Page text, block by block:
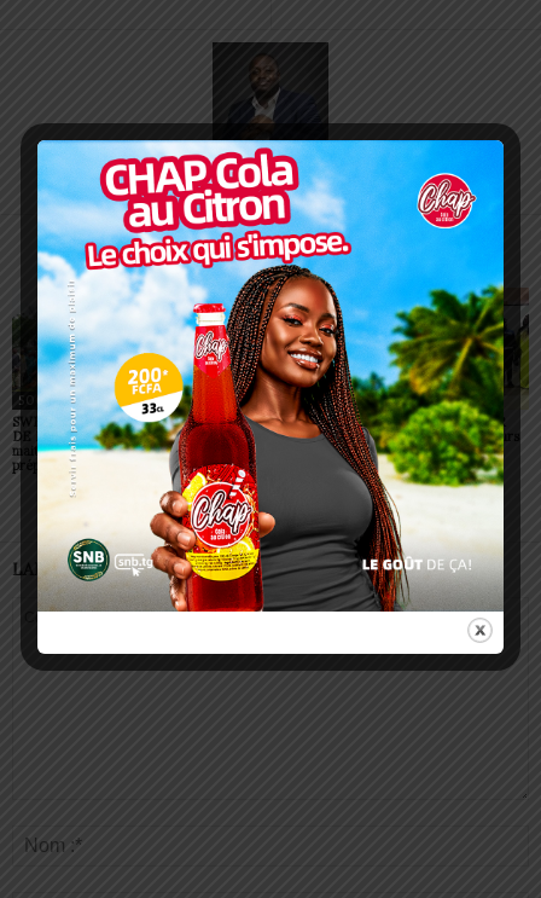
Charbel SOSSOUVI
ARTICLES CONNEXES PLUS DE L'AUTEUR
SOCIÉTÉ
SWEDD+ Togo / ECOLE
DE LA CHANCE : les
maitres-artisans se
préparent à transmettre
SOCIÉTÉ
Glory Night 2026: Sonnie
Badu fait chanter des
milliers de personnes à
Lomé
SOCIÉTÉ
Vogan : AGRI-ESPOIR
récompense les meilleurs
talents
LAISSER UN COMMENTAIRE